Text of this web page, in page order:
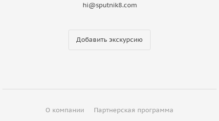
hi@sputnik8.com
Добавить экскурсию
О компании
Партнерская программа